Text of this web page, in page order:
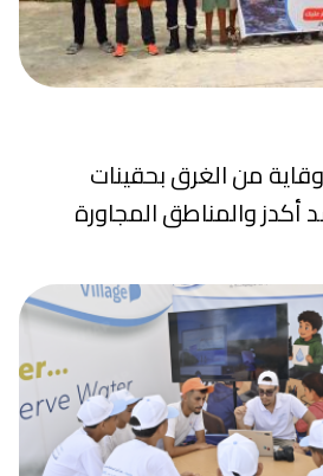
من الغرق بحقينات
أكدز والمناطق المجاورة